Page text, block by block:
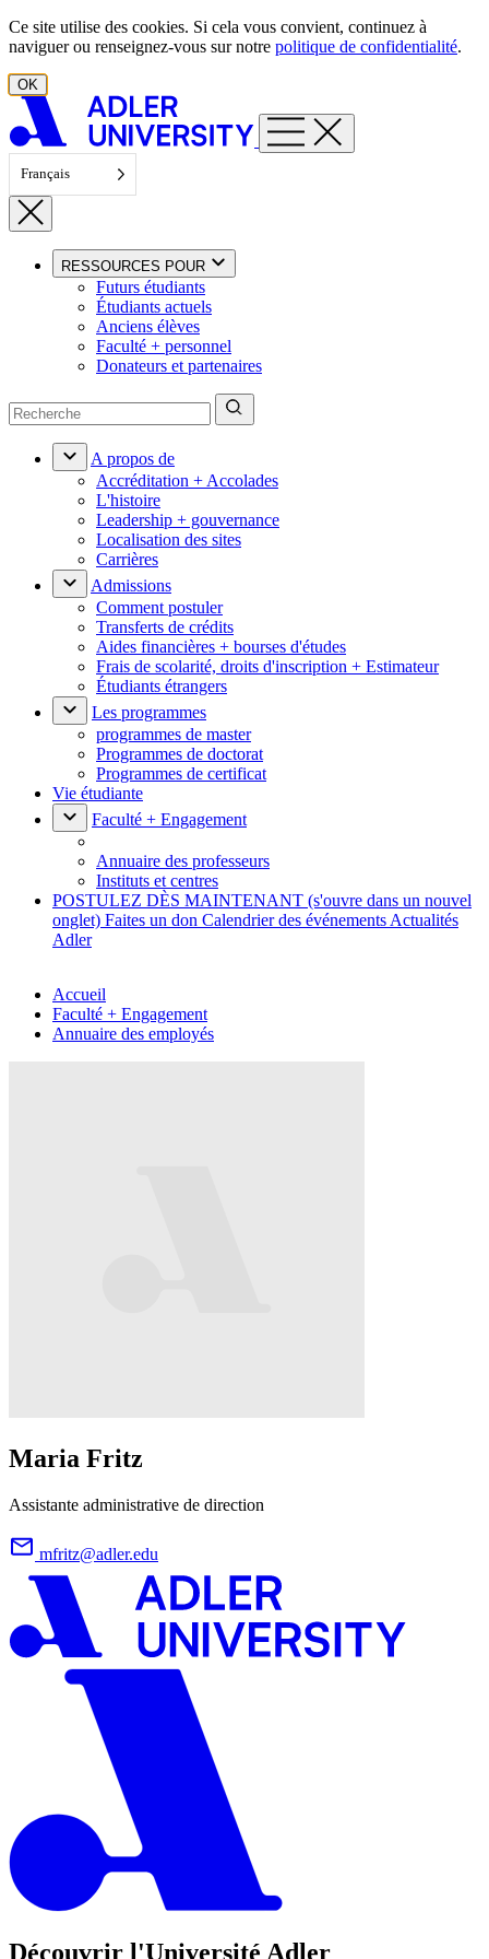
Aller au contenu
Ce site utilise des cookies. Si cela vous convient, continuez à
naviguer ou renseignez-vous sur notre politique de confidentialité.
OK
Français
RESSOURCES POUR
Futurs étudiants
Étudiants actuels
Anciens élèves
Faculté + personnel
Donateurs et partenaires
A propos de
Accréditation + Accolades
L'histoire
Leadership + gouvernance
Localisation des sites
Carrières
Admissions
Comment postuler
Transferts de crédits
Aides financières + bourses d'études
Frais de scolarité, droits d'inscription + Estimateur
Étudiants étrangers
Les programmes
programmes de master
Programmes de doctorat
Programmes de certificat
Vie étudiante
Faculté + Engagement
Annuaire des professeurs
Instituts et centres
POSTULEZ DÈS MAINTENANT (s'ouvre dans un nouvel
onglet) Faites un don Calendrier des événements Actualités
Adler
Accueil
Faculté + Engagement
Annuaire des employés
Maria Fritz
Assistante administrative de direction
mfritz@adler.edu
Découvrir l'Université Adler